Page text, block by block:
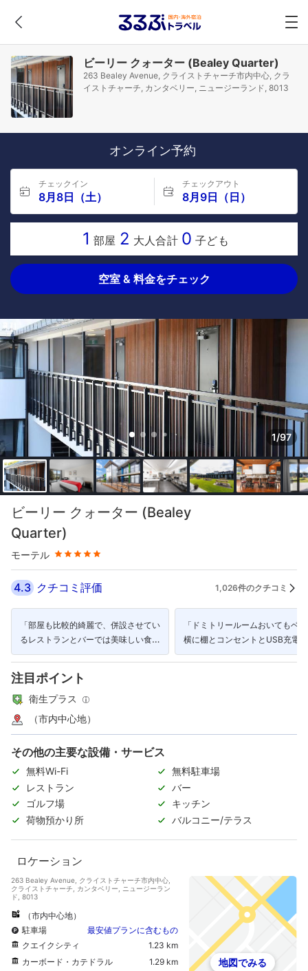
ビーリー クォーター (Bealey Quarter)
263 Bealey Avenue, クライストチャーチ市内中心, クラ
イストチャーチ, カンタベリー, ニュージーランド, 8013
オンライン予約
チェックイン
8月8日（土）
チェックアウト
8月9日（日）
1 部屋 2 大人合計 0 子ども
空室 & 料金をチェック
1/97
ビーリー クォーター (Bealey
Quarter)
モーテル
星評価 5つ星
4.3 クチコミ評価 1,026件のクチコミ
「部屋も比較的綺麗で、併設させてい
るレストランとバーでは美味しい食事
ができる。」
「ドミトリールームおいてもベ
横に棚とコンセントとUSB充電
トがあるのは最高です。」
注目ポイント
衛生プラス
（市内中心地）
その他の主要な設備・サービス
無料Wi-Fi
無料駐車場
レストラン
バー
ゴルフ場
キッチン
荷物預かり所
バルコニー/テラス
ロケーション
263 Bealey Avenue, クライストチャーチ市内中心,
クライストチャーチ, カンタベリー, ニュージーラン
ド, 8013
（市内中心地）
駐車場
最安値プランに含むもの
クエイクシティ
1.23 km
カーボード・カテドラル
1.29 km
地図でみる